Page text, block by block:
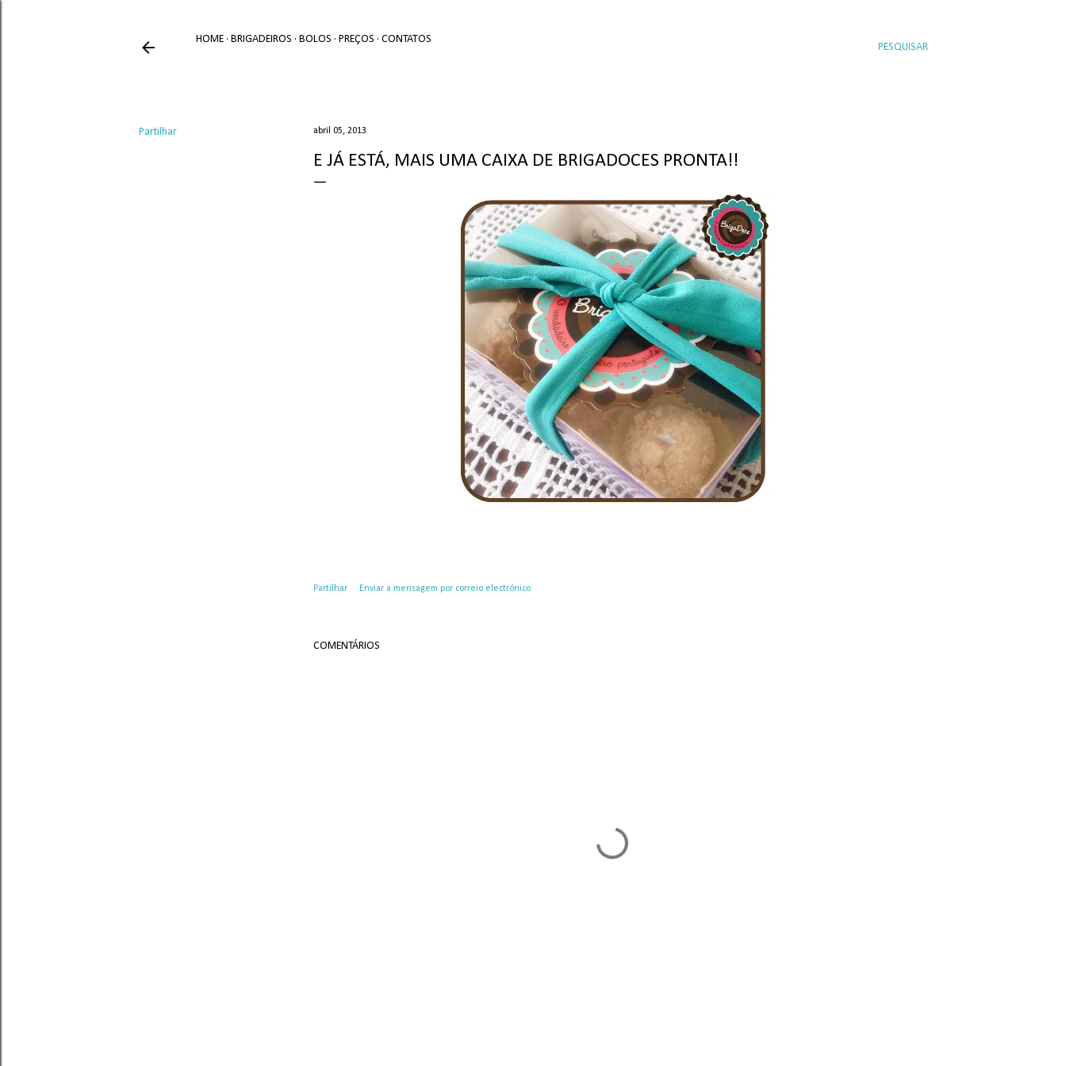
PESQUISAR
HOME BRIGADEIROS BOLOS PREÇOS CONTATOS
Partilhar abril 05, 2013
E JÁ ESTÁ, MAIS UMA CAIXA DE BRIGADOCES PRONTA!!
Partilhar Enviar a mensagem por correio electrónico
COMENTÁRIOS